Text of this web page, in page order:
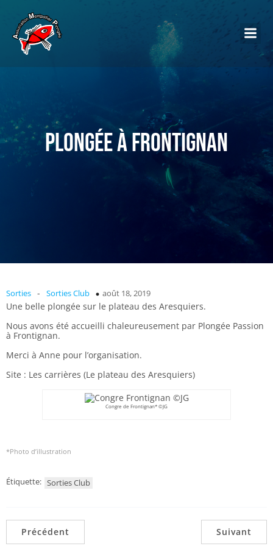
Plongée à Frontignan
Sorties - Sorties Club août 18, 2019
Une belle plongée sur le plateau des Aresquiers.
Nous avons été accueilli chaleureusement par Plongée Passion
à Frontignan.
Merci à Anne pour l’organisation.
Site : Les carrières (Le plateau des Aresquiers)
Congre de Frontignan* ©JG
*Photo d’illustration
Étiquette: Sorties Club
Précédent Suivant